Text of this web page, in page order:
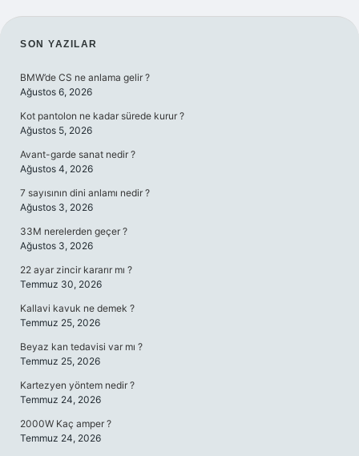
SIDEBAR
SON YAZILAR
BMW’de CS ne anlama gelir ?
Ağustos 6, 2026
Kot pantolon ne kadar sürede kurur ?
Ağustos 5, 2026
Avant-garde sanat nedir ?
Ağustos 4, 2026
7 sayısının dini anlamı nedir ?
Ağustos 3, 2026
33M nerelerden geçer ?
Ağustos 3, 2026
22 ayar zincir kararır mı ?
Temmuz 30, 2026
Kallavi kavuk ne demek ?
Temmuz 25, 2026
Beyaz kan tedavisi var mı ?
Temmuz 25, 2026
Kartezyen yöntem nedir ?
Temmuz 24, 2026
2000W Kaç amper ?
Temmuz 24, 2026